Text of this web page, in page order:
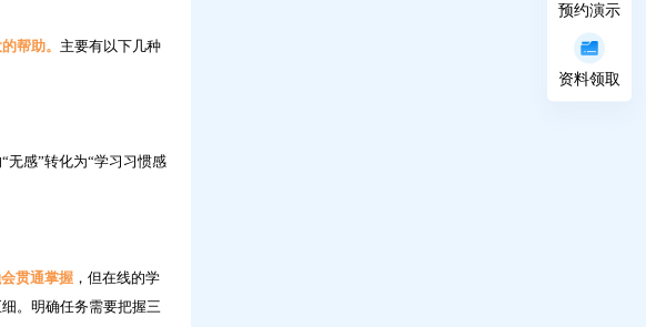
帮助。 主要有以下几种
无感”转化为“学习习惯感
贯通掌握，但在线的学
。明确任务需要把握三
预约演示
资料领取